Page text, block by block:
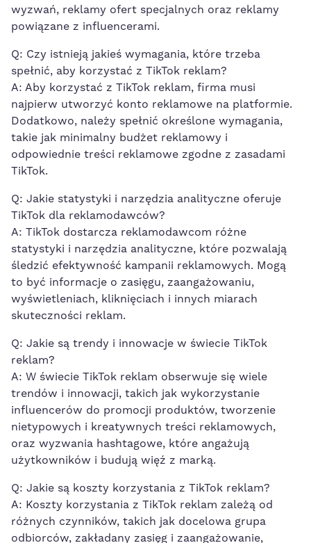
wyzwań, reklamy ofert specjalnych oraz reklamy‌
powiązane z influencerami.
Q: Czy istnieją jakieś wymagania, które trzeba
spełnić,⁤ aby korzystać ​z⁣ TikTok reklam?
A: Aby korzystać ⁤z TikTok reklam, firma musi
najpierw utworzyć konto reklamowe‌ na platformie.
Dodatkowo, należy spełnić określone wymagania,
takie jak minimalny‌ budżet reklamowy i
odpowiednie treści reklamowe zgodne z zasadami
TikTok.
Q: Jakie ​statystyki i narzędzia analityczne oferuje
TikTok⁣ dla reklamodawców?
A: TikTok dostarcza reklamodawcom różne
statystyki i ‍narzędzia analityczne, które pozwalają
śledzić efektywność kampanii reklamowych. Mogą⁢
to być informacje o zasięgu, zaangażowaniu,
wyświetleniach, kliknięciach i innych miarach
skuteczności​ reklam.
Q: Jakie ⁤są trendy i innowacje w świecie ​TikTok
reklam?
A: W świecie TikTok reklam obserwuje się wiele
trendów i ​innowacji, takich jak wykorzystanie
influencerów do promocji produktów, tworzenie
nietypowych i kreatywnych treści reklamowych,
oraz ⁤wyzwania hashtagowe,⁣ które angażują
użytkowników i budują więź z marką.
Q: Jakie są koszty korzystania z TikTok reklam?
A: Koszty korzystania z TikTok reklam zależą od
różnych ‍czynników, takich jak docelowa ⁢grupa
odbiorców, zakładany zasięg i zaangażowanie,